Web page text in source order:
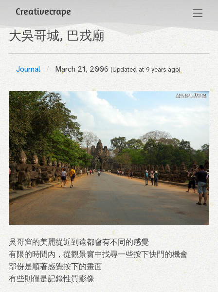
Creativecrape
大吳哥城, 巴戎廟
Journal March 21, 2006 (Updated at 9 years ago)
吳哥窟的美麗從近到遠都會有不同的感覺
有限的時間內，從觀景窗中找尋一些按下快門的機會
部份是順著感覺按下的畫面
有些則僅是記錄性質影像